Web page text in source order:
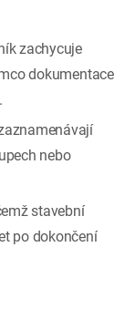
zachycuje
dokumentace
nebo
stavební
po dokončení